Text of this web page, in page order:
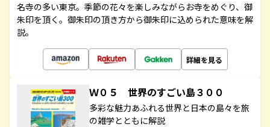
名寺の多い東京。季節の花々を楽しみながらお寺をめぐり、御
朱印を頂く。御朱印の頂き方から御朱印に込められた意味を解
説。
詳細を見る
Ｗ０５ 世界のすごい島３００
多彩な魅力あふれる世界と日本の島々を旅
の雑学とともに解説